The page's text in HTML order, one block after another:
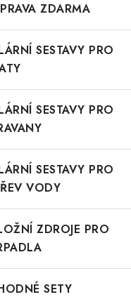
ZDARMA
SESTAVY PRO
SESTAVY PRO
SESTAVY PRO
VODY
ZDROJE PRO
SETY